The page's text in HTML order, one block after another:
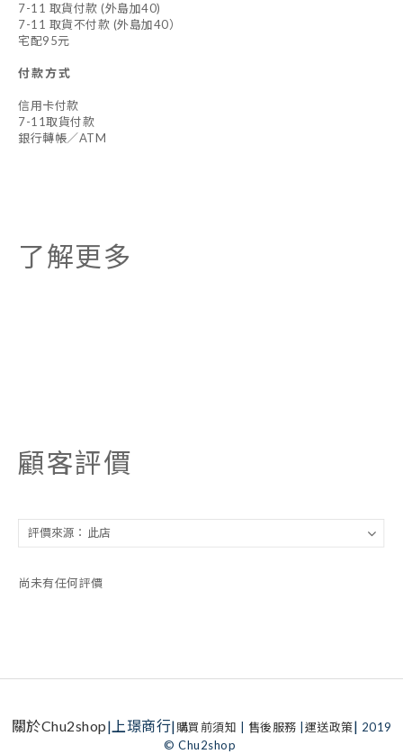
7-11 取貨付款 (外島加40)
7-11 取貨不付款 (外島加40）
宅配95元
付款方式
信用卡付款
7-11取貨付款
銀行轉帳／ATM
了解更多
顧客評價
尚未有任何評價
關於Chu2shop|上璟商行|購買前須知 售後服務 運送政策| 2019
© Chu2shop